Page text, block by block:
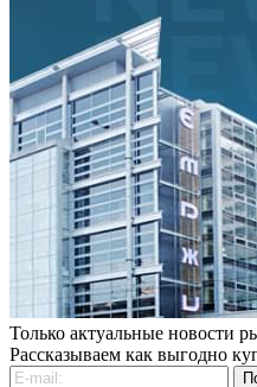
Только актуальные новости
Рассказываем как выгодно